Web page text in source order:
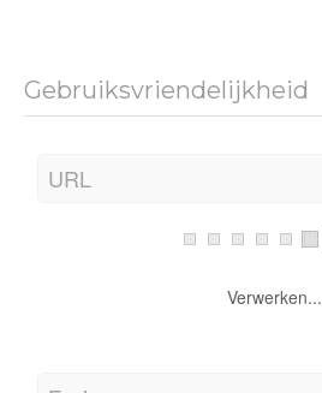
Gebruiksvriendelijkheid
URL
Verwerken...